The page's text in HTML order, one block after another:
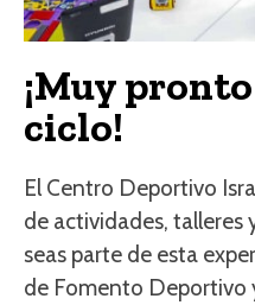
¡Muy
ciclo!
El Centro Deportivo
de actividades, talleres
seas parte de esta
de Fomento Deportivo